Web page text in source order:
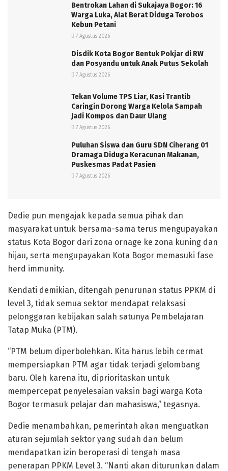
Bentrokan Lahan di Sukajaya Bogor: 16
Warga Luka, Alat Berat Diduga Terobos
Kebun Petani
7 Agustus 2026
Disdik Kota Bogor Bentuk Pokjar di RW
dan Posyandu untuk Anak Putus Sekolah
7 Agustus 2026
Tekan Volume TPS Liar, Kasi Trantib
Caringin Dorong Warga Kelola Sampah
Jadi Kompos dan Daur Ulang
7 Agustus 2026
Puluhan Siswa dan Guru SDN Ciherang 01
Dramaga Diduga Keracunan Makanan,
Puskesmas Padat Pasien
7 Agustus 2026
Dedie pun mengajak kepada semua pihak dan
masyarakat untuk bersama-sama terus mengupayakan
status Kota Bogor dari zona ornage ke zona kuning dan
hijau, serta mengupayakan Kota Bogor memasuki fase
herd immunity.
Kendati demikian, ditengah penurunan status PPKM di
level 3, tidak semua sektor mendapat relaksasi
pelonggaran kebijakan salah satunya Pembelajaran
Tatap Muka (PTM).
“PTM belum diperbolehkan. Kita harus lebih cermat
mempersiapkan PTM agar tidak terjadi gelombang
baru. Oleh karena itu, diprioritaskan untuk
mempercepat penyelesaian vaksin bagi warga Kota
Bogor termasuk pelajar dan mahasiswa,” tegasnya.
Dedie menambahkan, pemerintah akan menguatkan
aturan sejumlah sektor yang sudah dan belum
mendapatkan izin beroperasi di tengah masa
penerapan PPKM Level 3. “Nanti akan diturunkan dalam